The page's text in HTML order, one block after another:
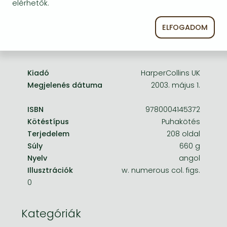
Frieren manga
Kiadó
HarperCollins UK
Megjelenés dátuma
2003. május 1.
ISBN
9780004145372
Kötéstípus
Puhakötés
Terjedelem
208 oldal
Súly
660 g
Nyelv
angol
Illusztrációk
w. numerous col. figs.
0
Kategóriák
elérhetők.
ELFOGADOM